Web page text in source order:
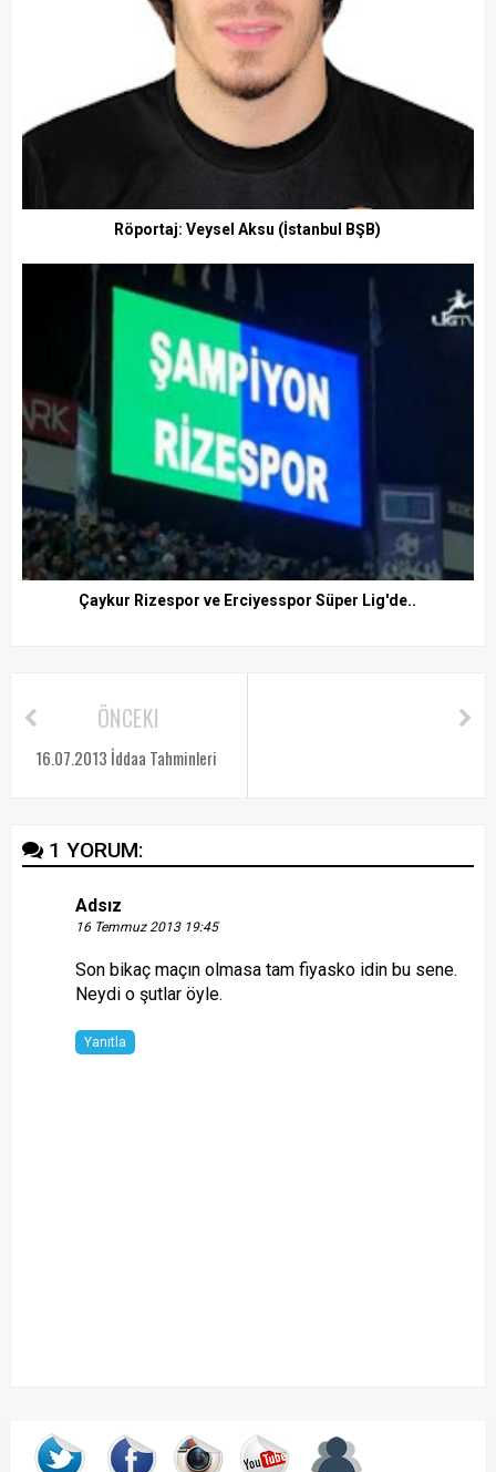
Röportaj: Veysel Aksu (İstanbul BŞB)
Çaykur Rizespor ve Erciyesspor Süper Lig'de..
ÖNCEKI
16.07.2013 İddaa Tahminleri
1 YORUM:
Adsız
16 Temmuz 2013 19:45
Son bikaç maçın olmasa tam fiyasko idin bu sene.
Neydi o şutlar öyle.
Yanıtla